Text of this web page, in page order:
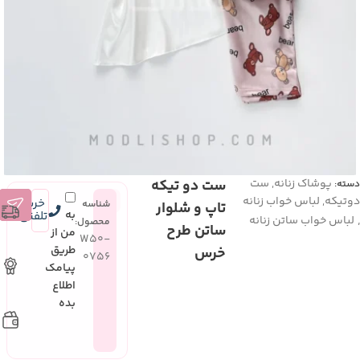
دسته: پوشاک زنانه, ست
دوتیکه, لباس خواب زنانه
لباس خواب ساتن زنانه
ست دو تیکه
تاپ و شلوار
ساتن طرح
خرس
شناسه
محصول:
W50-
0756
به
من از
طریق
پیامک
اطلاع
بده
خرید
تلفنی